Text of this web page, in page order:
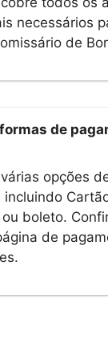
necessários
de
de
opções
incluindo
boleto.
de